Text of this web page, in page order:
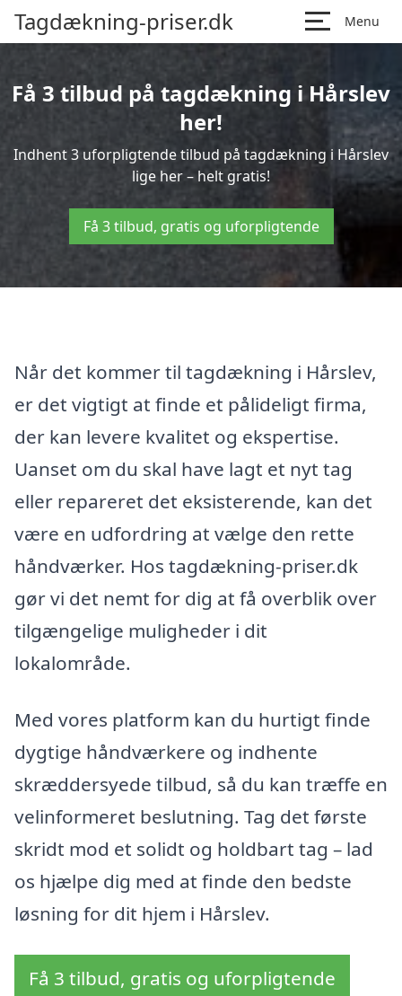
Tagdækning-priser.dk Menu
Få 3 tilbud på tagdækning i Hårslev
her!
Indhent 3 uforpligtende tilbud på tagdækning i Hårslev
lige her – helt gratis!
Få 3 tilbud, gratis og uforpligtende
Når det kommer til tagdækning i Hårslev,
er det vigtigt at finde et pålideligt firma,
der kan levere kvalitet og ekspertise.
Uanset om du skal have lagt et nyt tag
eller repareret det eksisterende, kan det
være en udfordring at vælge den rette
håndværker. Hos tagdækning-priser.dk
gør vi det nemt for dig at få overblik over
tilgængelige muligheder i dit
lokalområde.
Med vores platform kan du hurtigt finde
dygtige håndværkere og indhente
skræddersyede tilbud, så du kan træffe en
velinformeret beslutning. Tag det første
skridt mod et solidt og holdbart tag – lad
os hjælpe dig med at finde den bedste
løsning for dit hjem i Hårslev.
Få 3 tilbud, gratis og uforpligtende